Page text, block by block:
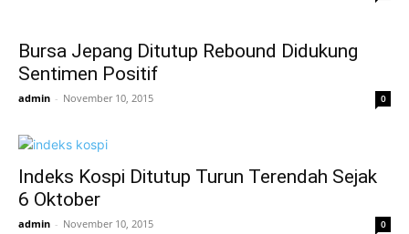
Bursa Jepang Ditutup Rebound Didukung
Sentimen Positif
admin - November 10, 2015 0
Indeks Kospi Ditutup Turun Terendah Sejak
6 Oktober
admin - November 10, 2015 0